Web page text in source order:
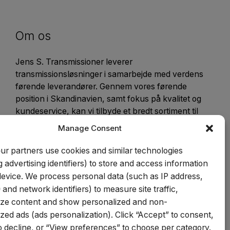
Manage Consent
partners use cookies and similar technologies
advertising identifiers) to store and access information
We process personal data (such as IP address,
and network identifiers) to measure site traffic,
content and show personalized and non-
ads (ads personalization). Click “Accept” to consent,
decline, or “View preferences” to choose per category.
Om os
Jens S. Transmissioner leverer
transmissionsløsninger i samarbejde med verdens
førende leverandører. Gennem vores førende
position i Skandinavien, samt fokus på kvalitet og
kundeservice, kan vi tilbyde et bredt sortiment til
konkurrencedygtige priser. Vi fremstiller kunde- og
specialtilpassede produkter på vores mekaniske
værksted. Vi er certificeret inden for ISO 9001,
14001 og 45001.